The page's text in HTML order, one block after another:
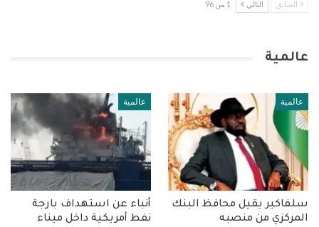
السابق التالي 1 من 96
عالمية
عالمية
سلفاكير يقيل محافظ البنك
المركزي من منصبه
عالمية
أنباء عن استهداف بارجة
نفط أمريكية داخل ميناء